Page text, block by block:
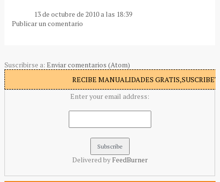
13 de octubre de 2010 a las 18:39
Publicar un comentario
Suscribirse a: Enviar comentarios (Atom)
RECIBE MANUALIDADES
Enter your email address:
Delivered by FeedBurner